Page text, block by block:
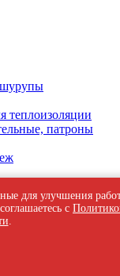
шурупы
теплоизоляции
патроны
для улучшения
с
.